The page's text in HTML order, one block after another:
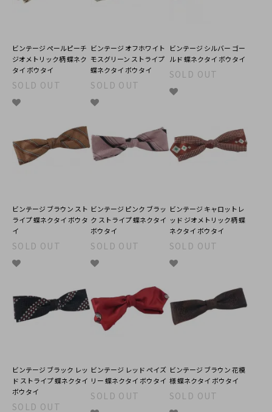
ビンテージ ペールピーチ
ジオメトリック柄 蝶ネク
タイ ボウタイ
SOLD OUT
ビンテージ オフホワイト
モスグリーン ストライプ
蝶ネクタイ ボウタイ
SOLD OUT
ビンテージ シルバー ゴー
ルド 蝶ネクタイ ボウタイ
SOLD OUT
ビンテージ ブラウン スト
ライプ 蝶ネクタイ ボウタ
イ
SOLD OUT
ビンテージ ピンク ブラッ
ク ストライプ 蝶ネクタイ
ボウタイ
SOLD OUT
ビンテージ キャロットレ
ッド ジオメトリック柄 蝶
ネクタイ ボウタイ
SOLD OUT
ビンテージ ブラック レッ
ド ストライプ 蝶ネクタイ
ボウタイ
SOLD OUT
ビンテージ レッド ペイズ
リー 蝶ネクタイ ボウタイ
SOLD OUT
ビンテージ ブラウン 花模
様 蝶ネクタイ ボウタイ
SOLD OUT